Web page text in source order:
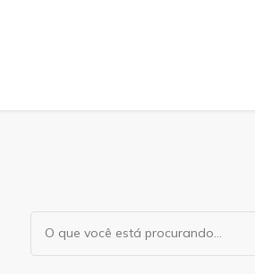
Procurando
algo?